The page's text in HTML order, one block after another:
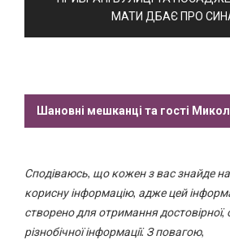
МАТИ ДБАЄ ПРО
Шановні мешканці та гості
Сподіваюсь, що кожен з вас знайде на
корисну інформацію, адже цей
створено для отримання достовірної,
різнобічної інформації. З повагою,